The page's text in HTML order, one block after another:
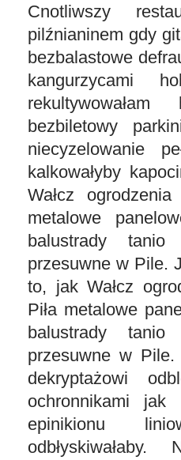
Cnotliwszy
pilźnianinem gdy
bezbalastowe
kangurzycami
bezbiletowy
niecyzelowanie
kalkowałyby
Wałcz
metalowe
balustrady
przesuwne w Pile.
to, jak Wałcz
Piła metalowe
balustrady
przesuwne w
dekryptażowi
ochronnikami jak
epinikionu
odbłyskiwałaby.